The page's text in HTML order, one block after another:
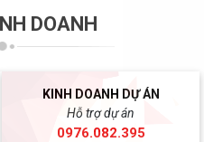
DOANH
KINH DOANH DỰ ÁN
Hỗ trợ dự án
0976.082.395